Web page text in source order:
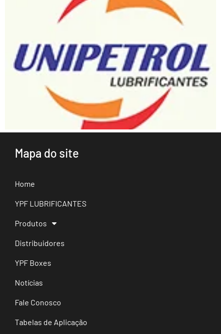
Mapa do site
Home
YPF LUBRIFICANTES
Produtos
Distribuidores
YPF Boxes
Notícias
Fale Conosco
Tabelas de Aplicação